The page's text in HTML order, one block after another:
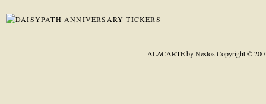
ALACARTE by NeslosCopyright ©